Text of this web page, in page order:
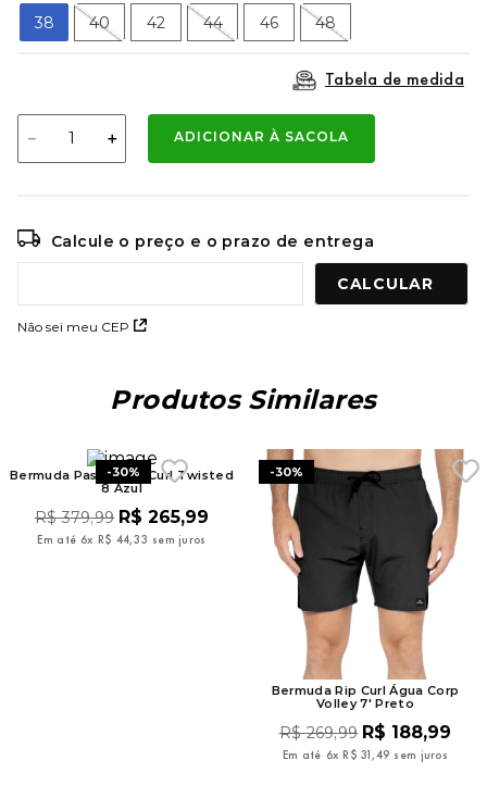
38 40 42 44 46 48
Tabela de medida
＋
－ ADICIONAR À SACOLA
Calcule o preço e o prazo de entrega
Não sei meu CEP
Produtos Similares
-30%
Bermuda Paseio Rip Curl Twisted
8 Azul
R$ 379,99 R$ 265,99
Em até 6x R$ 44,33 sem juros
-30%
Bermuda Rip Curl Água Corp
Volley 7' Preto
R$ 269,99 R$ 188,99
Em até 6x R$ 31 ,49 sem juros
10º moletom